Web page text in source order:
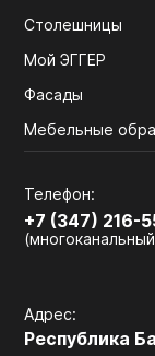
Столешницы
Мой ЭГГЕР
Фасады
Мебельные
Телефон:
+7 (347) 216-
Адрес:
Республика